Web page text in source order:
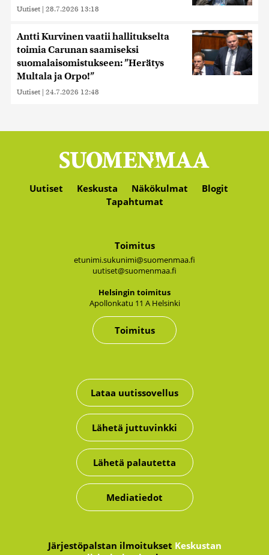
Uutiset | 28.7.2026 13:18
Antti Kurvinen vaatii hallitukselta
toimia Carunan saamiseksi
suomalaisomistukseen: ”Herätys
Multala ja Orpo!”
Uutiset | 24.7.2026 12:48
Uutiset Keskusta Näkökulmat
Blogit
Tapahtumat
Toimitus
etunimi.sukunimi@suomenmaa.fi
uutiset@suomenmaa.fi
Hel­sin­gin toi­mi­tus
Apol­lon­ka­tu 11 A Hel­sin­ki
Toimitus
Lataa uutissovellus
Lähetä juttuvinkki
Lähetä palautetta
Mediatiedot
Järjestöpalstan ilmoitukset Keskustan